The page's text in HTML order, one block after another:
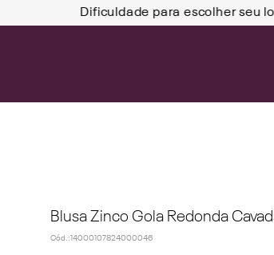
Dificuldade para escolher seu
Blusa Zinco Gola Redonda
Cód. :14000107824000046